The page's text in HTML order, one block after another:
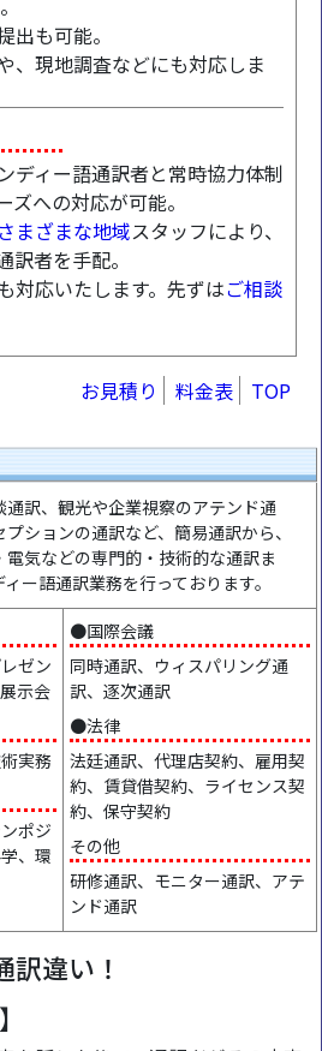
出も可能。
、現地調査などにも対応しま
ディー語通訳者と常時協力体制
への対応が可能。
まざまな地域スタッフにより、
者を手配。
対応いたします。先ずはご相談
お見積り 料金表 TOP
訳、観光や企業視察のアテンド通
ションの通訳など、簡易通訳から、
気などの専門的・技術的な通訳ま
ー語通訳業務を行っております。
ゼン
示会
実務
ポジ
、環
●国際会議
同時通訳、ウィスパリング通
訳、逐次通訳
●法律
法廷通訳、代理店契約、雇用契
約、賃貸借契約、ライセンス契
約、保守契約
その他
研修通訳、モニター通訳、アテ
ンド通訳
違い！